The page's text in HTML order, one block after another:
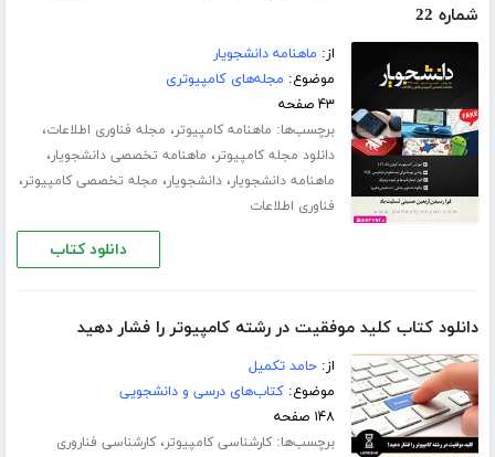
شماره 22
از: ماهنامه دانشجویار
موضوع: مجله‌های کامپیوتری
۴۳ صفحه
برچسب‌ها: ماهنامه کامپیوتر، مجله فناوری اطلاعات،
دانلود مجله کامپیوتر، ماهنامه تخصصی دانشجویار،
ماهنامه دانشجویار،دانشجویار، مجله تخصصی کامپیوتر،
فناوری اطلاعات
دانلود کتاب
دانلود کتاب کلید موفقیت در رشته کامپیوتر را فشار دهید
از:حامد تکمیل
موضوع:کتاب‌های درسی و دانشجویی
۱۴۸ صفحه
برچسب‌ها:کارشناسی کامپیوتر،کارشناسی فناروری